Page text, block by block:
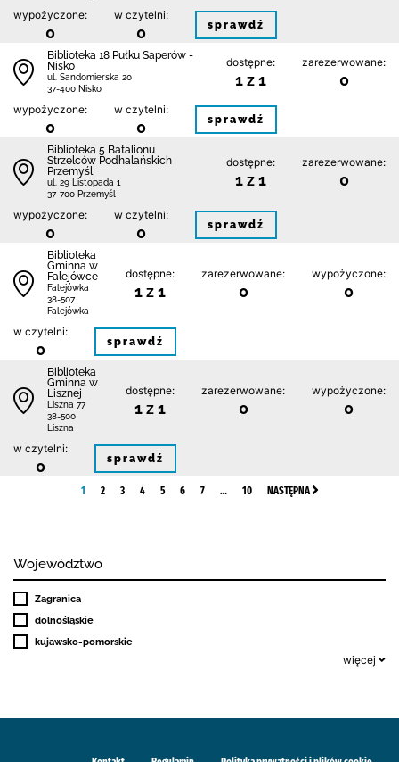
wypożyczone:
0
w czytelni:
0 sprawdź
Biblioteka 18 Pułku Saperów -
Nisko
ul. Sandomierska 20
37-400 Nisko
dostępne:
1 z 1
zarezerwowane:
0
wypożyczone:
0
w czytelni:
0 sprawdź
Biblioteka 5 Batalionu
Strzelców Podhalańskich
Przemyśl
ul. 29 Listopada 1
37-700 Przemyśl
dostępne:
1 z 1
zarezerwowane:
0
wypożyczone:
0
w czytelni:
0 sprawdź
Biblioteka
Gminna w
Falejówce
Falejówka
38-507
Falejówka
dostępne:
1 z 1
zarezerwowane:
0
wypożyczone:
0
w czytelni:
0 sprawdź
Biblioteka
Gminna w
Lisznej
Liszna 77
38-500
Liszna
dostępne:
1 z 1
zarezerwowane:
0
wypożyczone:
0
w czytelni:
0 sprawdź
1 2 3 4 5 6 7 … 10 NASTĘPNA
Województwo
Zagranica
dolnośląskie
kujawsko-pomorskie
więcej